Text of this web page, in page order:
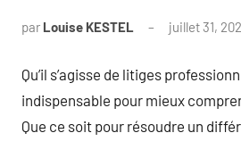
par Louise KESTEL juillet 31,
Qu’il s’agisse de litiges
indispensable pour mieux
Que ce soit pour résoudre un